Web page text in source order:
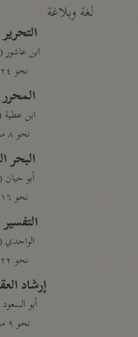
لغة وبلاغة
التحرير
ابن عاشور (١٣٩٣ هـ)
نحو ٢٤ مجلدًا
ابن عطية (٥٤٦
نحو ٨ مجلدات
البحر
أبو حيان (٧٤٥ هـ)
نحو ١٦ مجلدًا
الواحدي (٤٦٨ هـ)
نحو ٢٢ مجلدًا
إرشاد
أبو السعود (٩٨٢
نحو ٩ مجلدات